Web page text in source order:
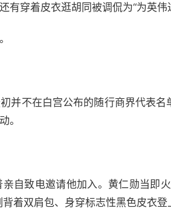
穿着皮衣逛胡同被调侃为“为英伟
并不在白宫公布的随行商界代表
。
自致电邀请他加入。黄仁勋当即
着双肩包、身穿标志性黑色皮衣登